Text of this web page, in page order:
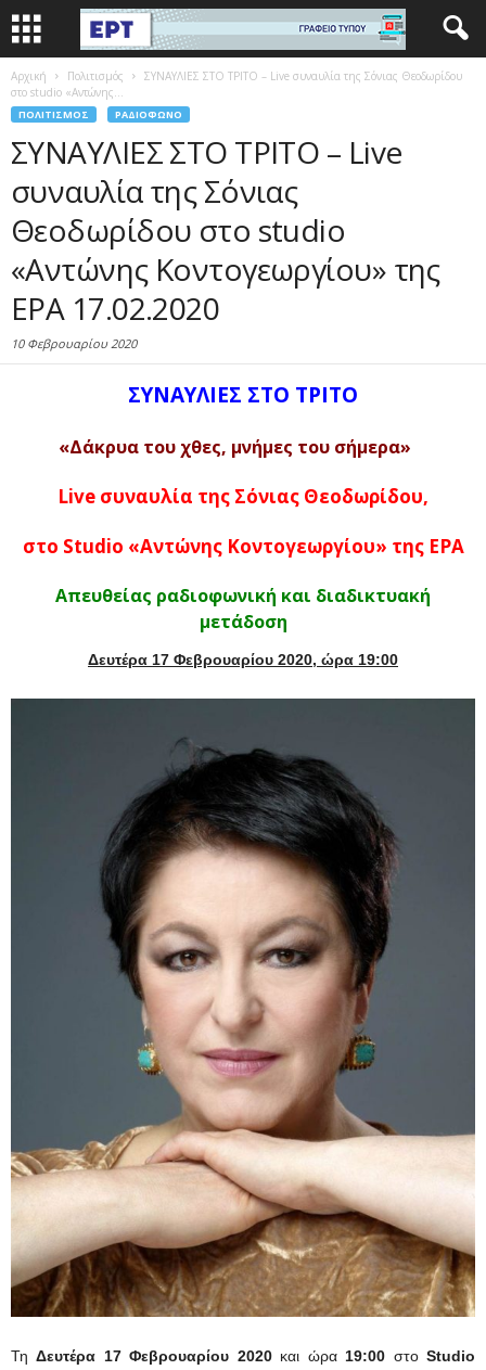
Αρχική Πολιτισμός
ΣΥΝΑΥΛΙΕΣ ΣΤΟ ΤΡΙΤΟ – Live συναυλία της Σόνιας Θεοδωρίδου
στο studio «Αντώνης...
ΠΟΛΙΤΙΣΜΌΣ ΡΑΔΙΌΦΩΝΟ
ΣΥΝΑΥΛΙΕΣ ΣΤΟ ΤΡΙΤΟ – Live
συναυλία της Σόνιας
Θεοδωρίδου στο studio
«Αντώνης Κοντογεωργίου» της
ΕΡΑ 17.02.2020
10 Φεβρουαρίου 2020
ΣΥΝΑΥΛΙΕΣ ΣΤΟ ΤΡΙΤΟ
«Δάκρυα του χθες, μνήμες του σήμερα»
Live συναυλία της Σόνιας Θεοδωρίδου,
στο Studio «Αντώνης Κοντογεωργίου» της ΕΡΑ
Απευθείας ραδιοφωνική και διαδικτυακή
μετάδοση
Δευτέρα 17 Φεβρουαρίου 2020, ώρα 19:00
ΤηΔευτέρα 17 Φεβρουαρίου 2020και ώρα19:00 στοStudio